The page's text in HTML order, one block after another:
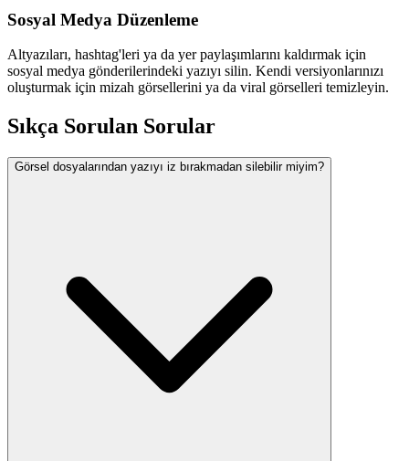
Sosyal Medya Düzenleme
Altyazıları, hashtag'leri ya da yer paylaşımlarını kaldırmak için
sosyal medya gönderilerindeki yazıyı silin. Kendi versiyonlarınızı
oluşturmak için mizah görsellerini ya da viral görselleri temizleyin.
Sıkça Sorulan Sorular
Görsel dosyalarından yazıyı iz bırakmadan silebilir miyim?